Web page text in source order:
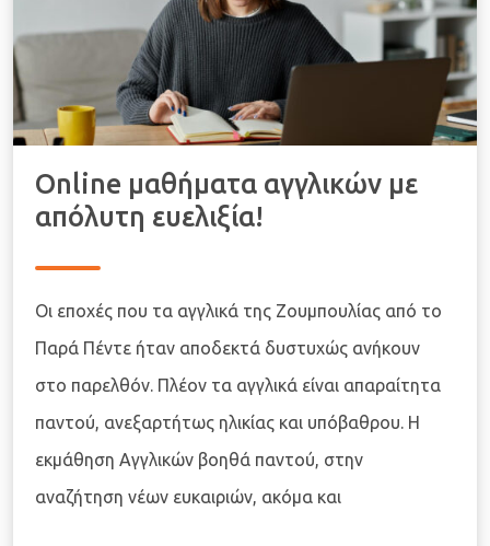
Online μαθήματα αγγλικών με
απόλυτη ευελιξία!
Οι εποχές που τα αγγλικά της Ζουμπουλίας από το
Παρά Πέντε ήταν αποδεκτά δυστυχώς ανήκουν
στο παρελθόν. Πλέον τα αγγλικά είναι απαραίτητα
παντού, ανεξαρτήτως ηλικίας και υπόβαθρου. Η
εκμάθηση Αγγλικών βοηθά παντού, στην
αναζήτηση νέων ευκαιριών, ακόμα και